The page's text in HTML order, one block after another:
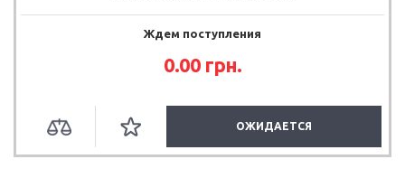
Ждем поступления
0.00 грн.
ОЖИДАЕТСЯ